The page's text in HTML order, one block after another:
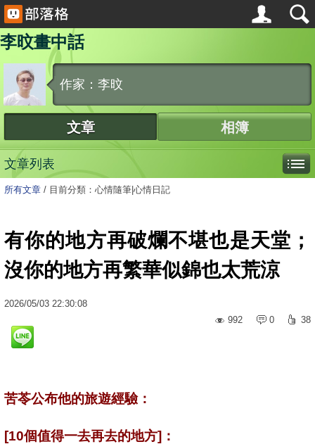
李旼畫中話
作家：李旼
文章 相簿
文章列表
所有文章 / 目前分類：心情隨筆|心情日記
有你的地方再破爛不堪也是天堂；
沒你的地方再繁華似錦也太荒涼
2026/05/03 22:30:08
992
0 38
苦苓公布他的旅遊經驗：
[10個值得一去再去的地方]：